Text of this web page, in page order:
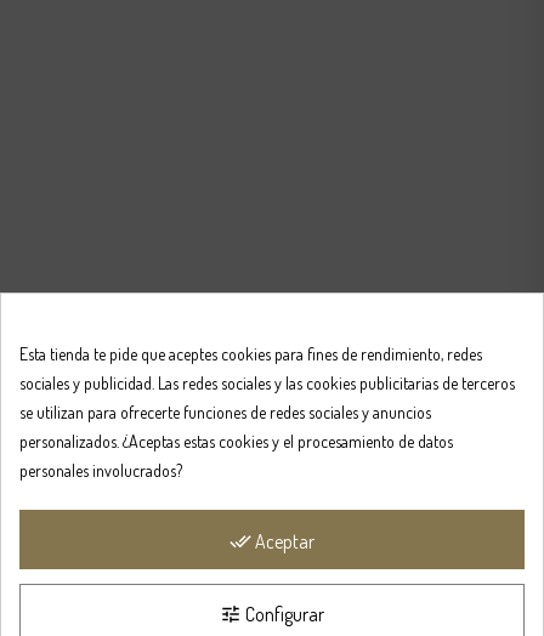
Esta tienda te pide que aceptes cookies para fines de rendimiento, redes
sociales y publicidad. Las redes sociales y las cookies publicitarias de terceros
se utilizan para ofrecerte funciones de redes sociales y anuncios
personalizados. ¿Aceptas estas cookies y el procesamiento de datos
personales involucrados?
done_allAceptar
tune Configurar